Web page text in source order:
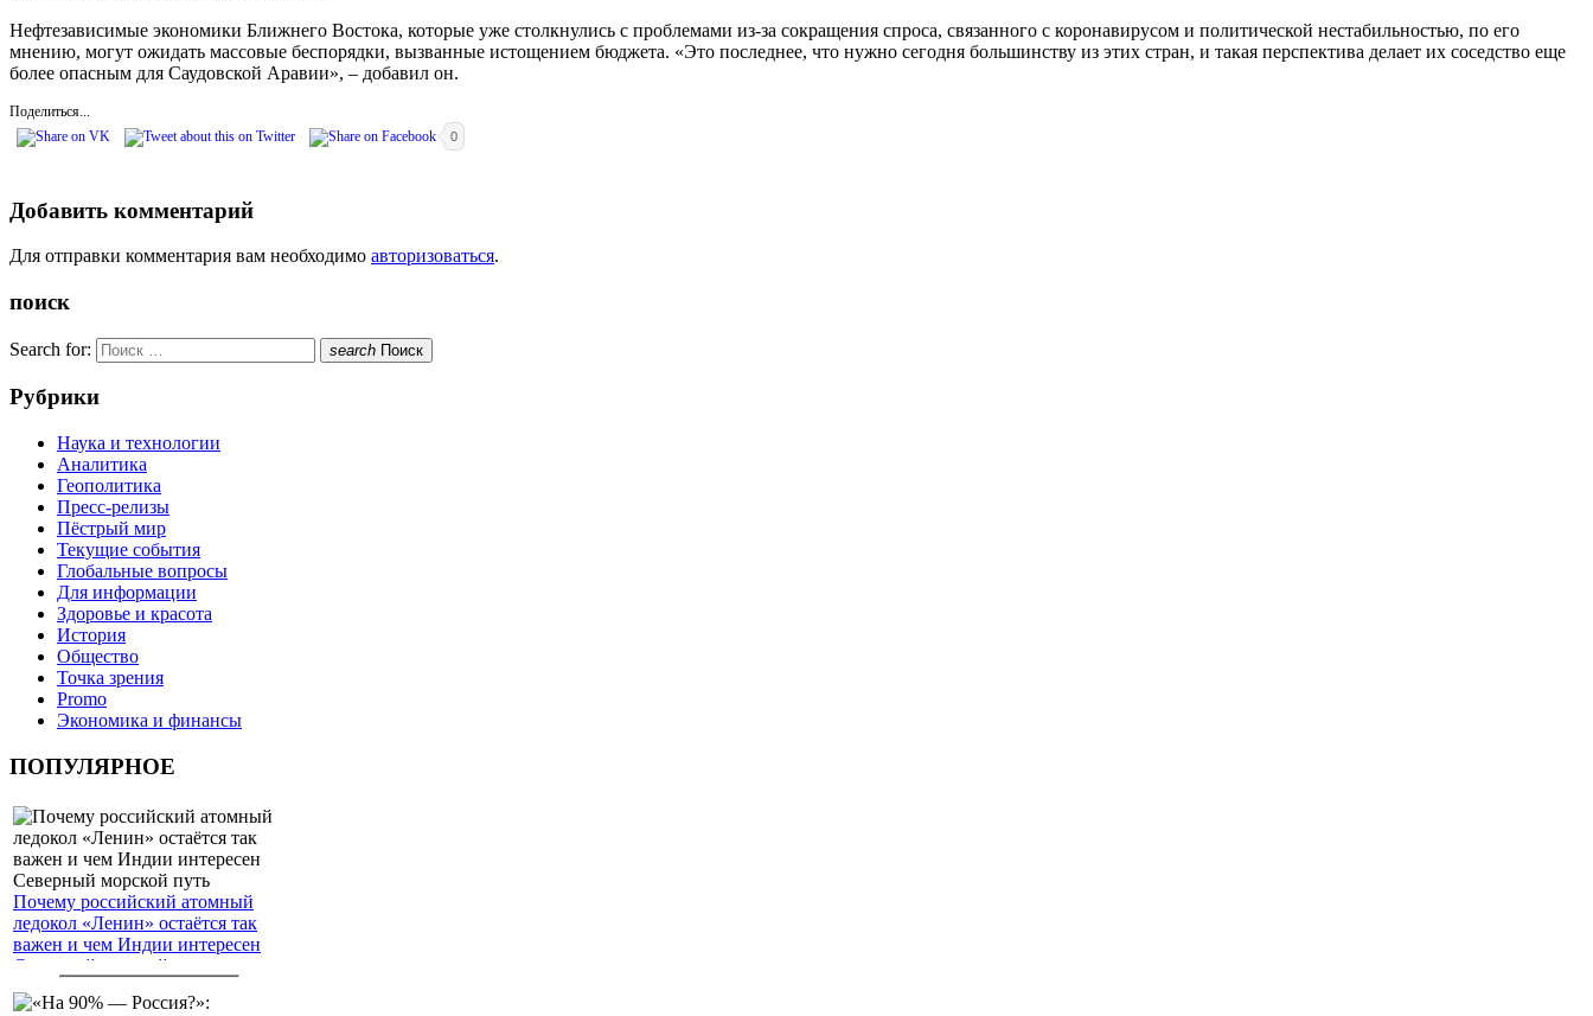
Нефтезависимые экономики Ближнего Востока, которые уже столкнулись с проблемами из-за сокращения спроса, связанного с коронавирусом и политической нестабильностью, по его
мнению, могут ожидать массовые беспорядки, вызванные истощением бюджета. «Это последнее, что нужно сегодня большинству из этих стран, и такая перспектива делает их соседство еще
более опасным для Саудовской Аравии», – добавил он.
Поделиться...
0
Добавить комментарий
Для отправки комментария вам необходимо авторизоваться.
поиск
Search for: search Поиск
Рубрики
Наука и технологии
Аналитика
Геополитика
Пресс-релизы
Пёстрый мир
Текущие события
Глобальные вопросы
Для информации
Здоровье и красота
История
Общество
Точка зрения
Promo
Экономика и финансы
ПОПУЛЯРНОЕ
Почему российский атомный
ледокол «Ленин» остаётся так
важен и чем Индии интересен
Северный морской путь